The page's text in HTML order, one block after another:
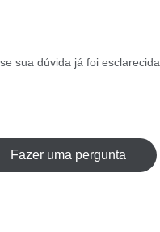
sua dúvida já foi esclarecida.
Fazer uma pergunta